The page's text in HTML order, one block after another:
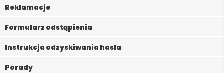
Reklamacje
Formularz odstąpienia
Instrukcja odzyskiwania hasła
Porady